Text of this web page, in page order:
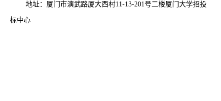
地址：厦门市演武路厦大西村11-13-201号二楼厦门大学招投
标中心